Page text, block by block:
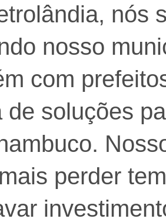
nós
nosso
com
de soluções
perder